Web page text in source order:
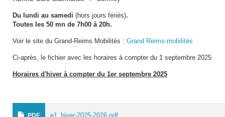
Du lundi au samedi (hors jours fériés).
Toutes les 50 mn de 7h00 à 20h.
Voir le site du Grand-Reims Mobilités : Grand Reims-mobilités
Ci-après, le fichier avec les horaires à compter du 1 septembre 2025
Horaires d'hiver à compter du 1er septembre 2025
e1_hiver-2025-2026.pdf